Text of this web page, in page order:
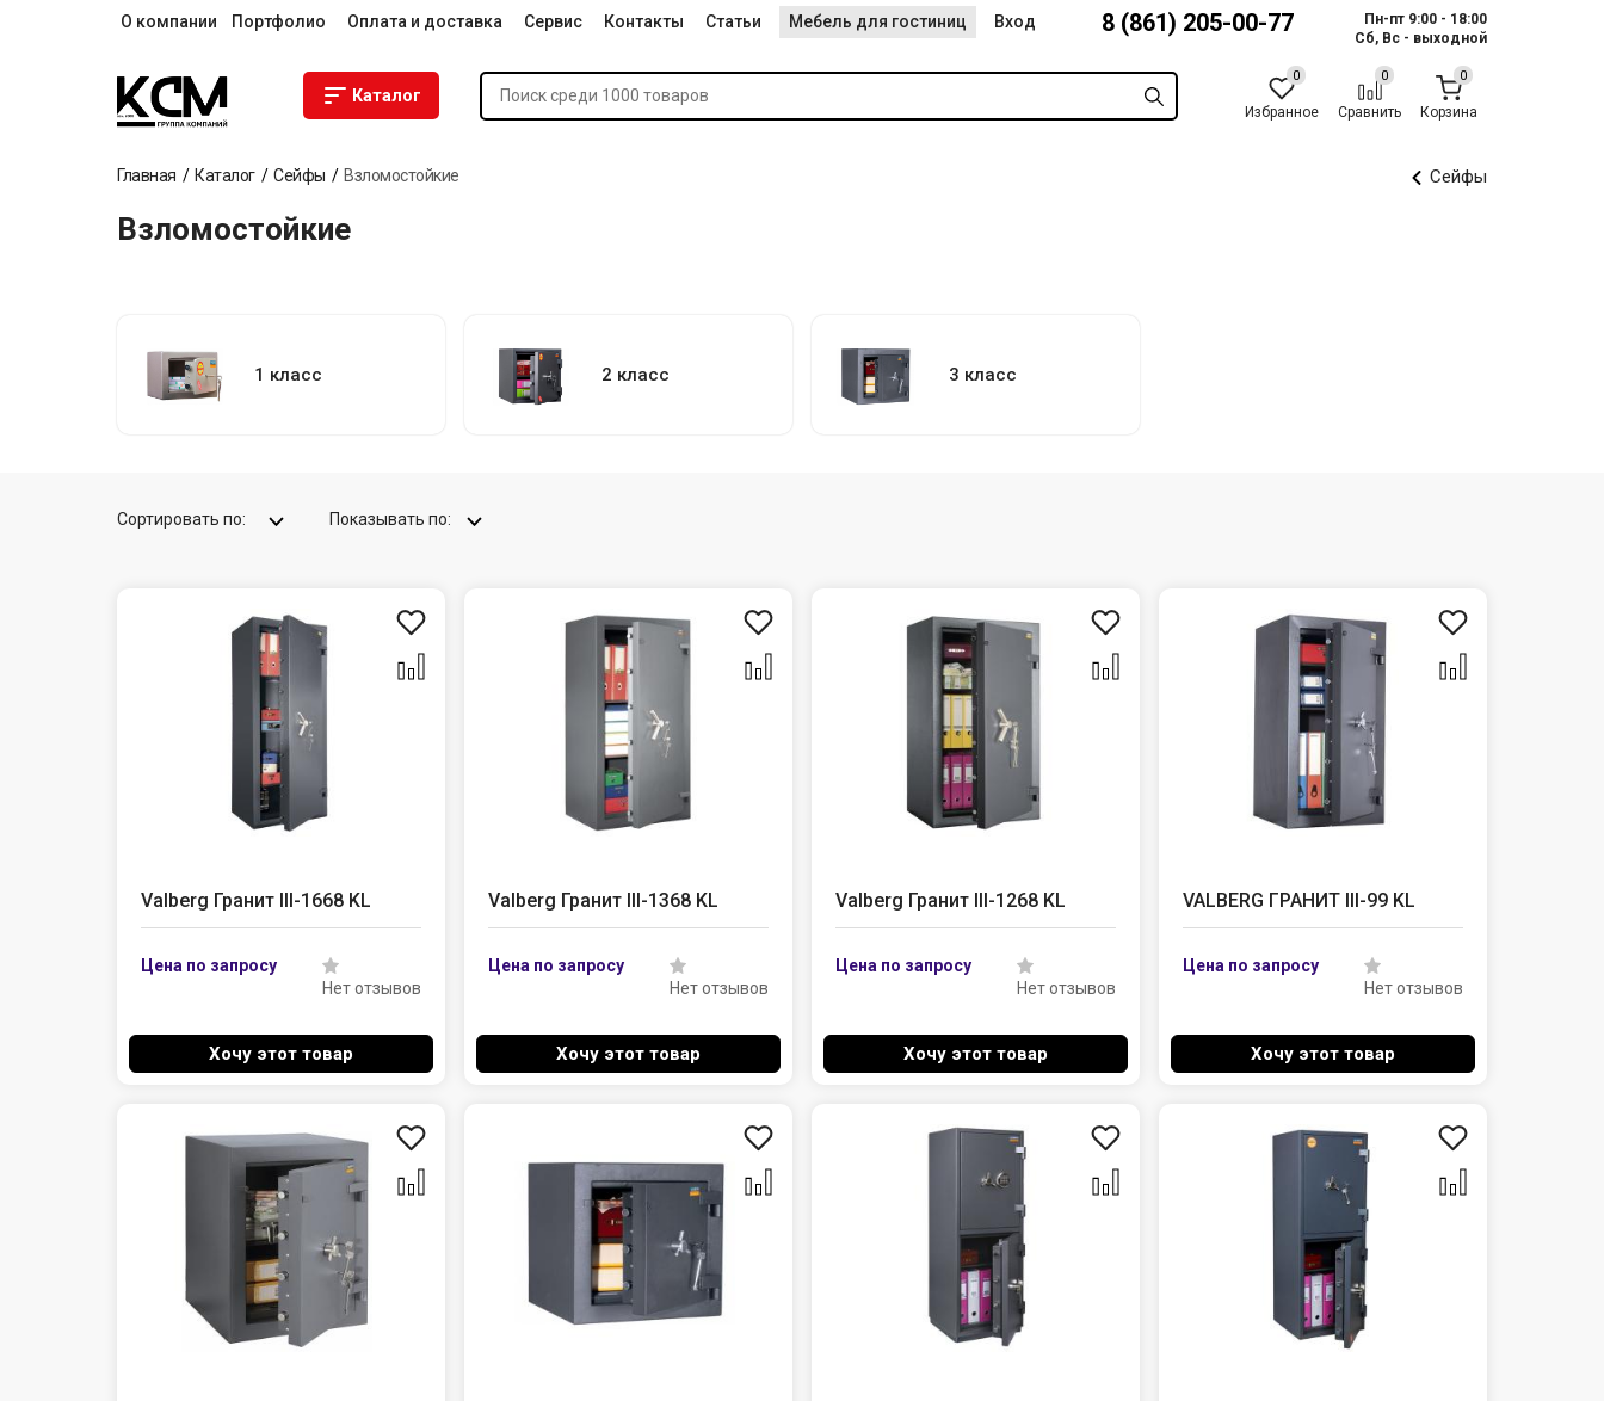
О компании Портфолио Оплата и доставка Сервис Контакты Статьи Мебель для гостиниц Вход 8 (861) 205-00-77
Пн-пт 9:00 - 18:00
Сб, Вс - выходной
Каталог
Избранное Сравнить Корзина
Главная Каталог Сейфы Взломостойкие Сейфы
Взломостойкие
1 класс 2 класс 3 класс
Сортировать по: Показывать по:
Valberg Гранит III-1668 KL
Нет отзывов
Хочу этот товар
Valberg Гранит III-1368 KL
Нет отзывов
Хочу этот товар
Valberg Гранит III-1268 KL
Нет отзывов
Хочу этот товар
VALBERG ГРАНИТ III-99 KL
Нет отзывов
Хочу этот товар